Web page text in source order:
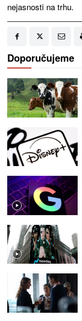
nejasnosti na trhu.
Doporučujeme